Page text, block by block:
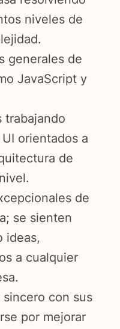
niveles de
generales de
JavaScript y
trabajando
orientados a
de
de
se sienten
ideas,
a cualquier
sincero con sus
por mejorar